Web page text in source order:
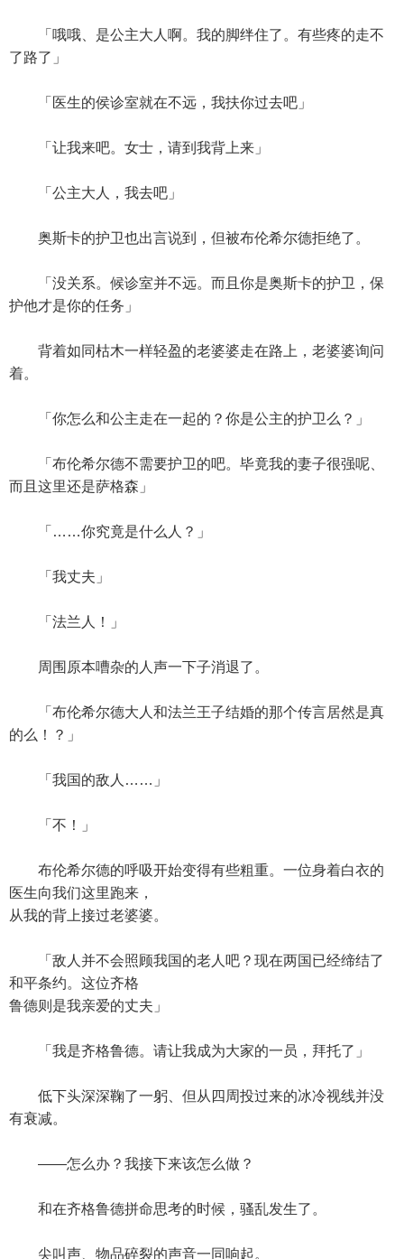
「哦哦、是公主大人啊。我的脚绊住了。有些疼的走不
了路了」
「医生的侯诊室就在不远，我扶你过去吧」
「让我来吧。女士，请到我背上来」
「公主大人，我去吧」
奥斯卡的护卫也出言说到，但被布伦希尔德拒绝了。
「没关系。候诊室并不远。而且你是奥斯卡的护卫，保
护他才是你的任务」
背着如同枯木一样轻盈的老婆婆走在路上，老婆婆询问
着。
「你怎么和公主走在一起的？你是公主的护卫么？」
「布伦希尔德不需要护卫的吧。毕竟我的妻子很强呢、
而且这里还是萨格森」
「……你究竟是什么人？」
「我丈夫」
「法兰人！」
周围原本嘈杂的人声一下子消退了。
「布伦希尔德大人和法兰王子结婚的那个传言居然是真
的么！？」
「我国的敌人……」
「不！」
布伦希尔德的呼吸开始变得有些粗重。一位身着白衣的
医生向我们这里跑来，
从我的背上接过老婆婆。
「敌人并不会照顾我国的老人吧？现在两国已经缔结了
和平条约。这位齐格
鲁德则是我亲爱的丈夫」
「我是齐格鲁德。请让我成为大家的一员，拜托了」
低下头深深鞠了一躬、但从四周投过来的冰冷视线并没
有衰减。
——怎么办？我接下来该怎么做？
和在齐格鲁德拼命思考的时候，骚乱发生了。
尖叫声、物品碎裂的声音一同响起。